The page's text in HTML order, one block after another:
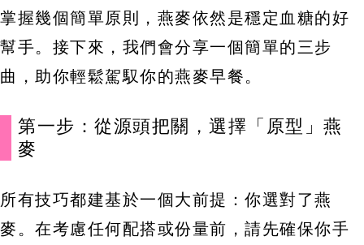
掌握幾個簡單原則，燕麥依然是穩定血糖的好
幫手。接下來，我們會分享一個簡單的三步
曲，助你輕鬆駕馭你的燕麥早餐。
第一步：從源頭把關，選擇「原型」燕
麥
所有技巧都建基於一個大前提：你選對了燕
麥。在考慮任何配搭或份量前，請先確保你手